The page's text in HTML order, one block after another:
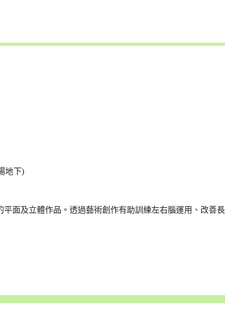
地下)
面及立體作品。透過藝術創作有助訓練左右腦運用、改善